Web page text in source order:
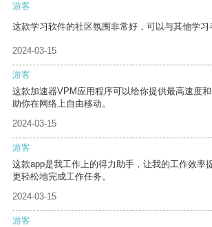
游客
这款学习软件的社区氛围非常好，可以与其他学习
2024-03-15
游客
这款加速器VPM应用程序可以给你提供最高速度
助你在网络上自由移动。
2024-03-15
游客
这款app是我工作上的得力助手，让我的工作效率
更轻松地完成工作任务。
2024-03-15
游客